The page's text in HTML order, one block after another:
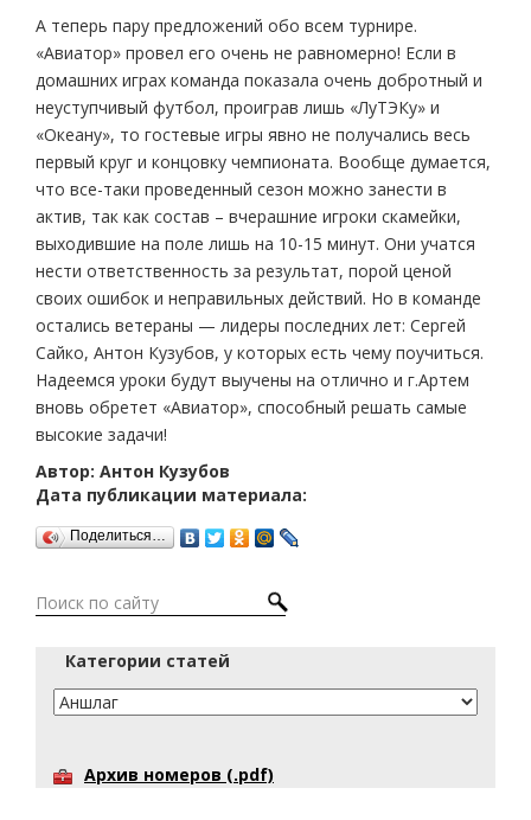
А теперь пару предложений обо всем турнире.
«Авиатор» провел его очень не равномерно! Если в
домашних играх команда показала очень добротный и
неуступчивый футбол, проиграв лишь «ЛуТЭКу» и
«Океану», то гостевые игры явно не получались весь
первый круг и концовку чемпионата. Вообще думается,
что все-таки проведенный сезон можно занести в
актив, так как состав – вчерашние игроки скамейки,
выходившие на поле лишь на 10-15 минут. Они учатся
нести ответственность за результат, порой ценой
своих ошибок и неправильных действий. Но в команде
остались ветераны — лидеры последних лет: Сергей
Сайко, Антон Кузубов, у которых есть чему поучиться.
Надеемся уроки будут выучены на отлично и г.Артем
вновь обретет «Авиатор», способный решать самые
высокие задачи!
Автор: Антон Кузубов
Дата публикации материала:
Поделиться…
Категории статей
Архив номеров (.pdf)